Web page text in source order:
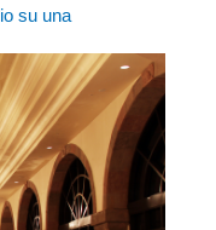
su una
una recente
self-service
avuto